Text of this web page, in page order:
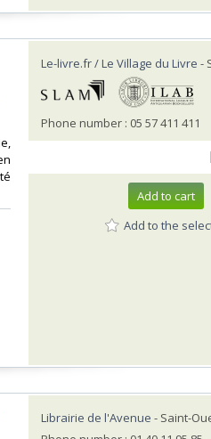
Le-livre.fr / Le Village du Livre -
Phone number : 05 57 411 411
Add to cart
Add to the
Librairie de l'Avenue - Saint-